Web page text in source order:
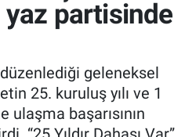
yaz partisinde
geleneksel
25. kuruluş yılı ve 1
başarısının
ve Fikstür